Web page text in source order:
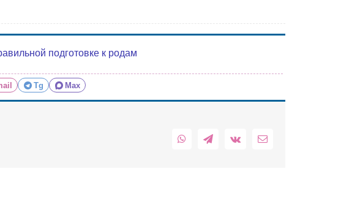
подготовке к родам
Tg Max
WhatsAppTelegram
Vk Email